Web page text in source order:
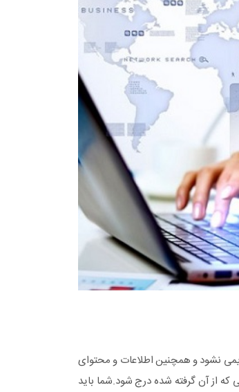
نشود و همچنین اطلاعات و محتوای
از آن گرفته شده درج شود.شما باید